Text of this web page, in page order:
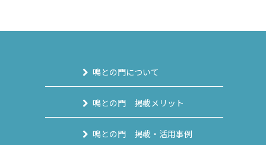
鳴との門について
鳴との門 掲載メリット
鳴との門 掲載・活用事例